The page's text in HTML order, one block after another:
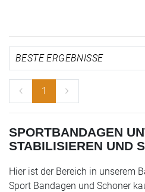
1
SPORTBANDAGEN
STABILISIEREN UND
Hier ist der Bereich in unserem
Sport Bandagen und Schoner